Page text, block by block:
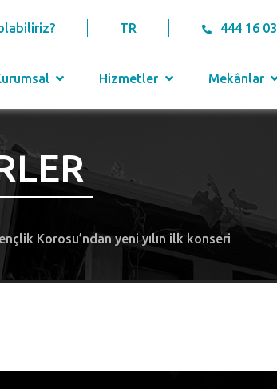
olabiliriz? TR 444 16 03
Hizmetler Mekânlar
Korosu’ndan yeni yılın ilk konseri